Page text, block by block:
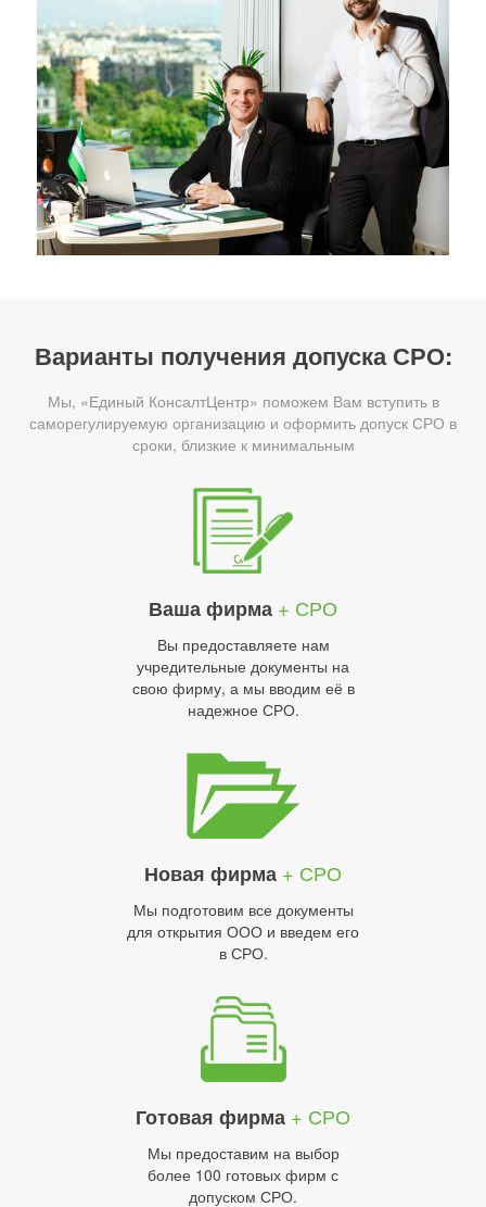
Варианты получения допуска СРО:
Мы, «Единый КонсалтЦентр» поможем Вам вступить в
саморегулируемую организацию и оформить допуск СРО в
сроки, близкие к минимальным
Ваша фирма + СРО
Вы предоставляете нам
учредительные документы на
свою фирму, а мы вводим её в
надежное СРО.
Новая фирма + СРО
Мы подготовим все документы
для открытия ООО и введем его
в СРО.
Готовая фирма + СРО
Мы предоставим на выбор
более 100 готовых фирм с
допуском СРО.